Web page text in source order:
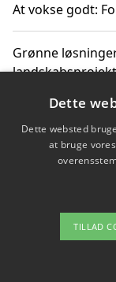
At vokse godt:
Grønne
Gør haven til et
Om
Dette
Dette websted
at bruge
TILLAD